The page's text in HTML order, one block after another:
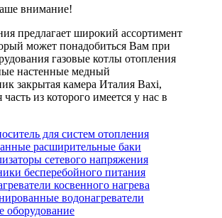
внимание!
предлагает широкий ассортимент
может понадобиться Вам при
газовые котлы отопления
настенные медный
закрытая камера Италия Baxi,
часть из которого имеется у нас в
для систем отопления
расширительные баки
сетевого напряжения
бесперебойного питания
косвенного нагрева
водонагреватели
оборудование